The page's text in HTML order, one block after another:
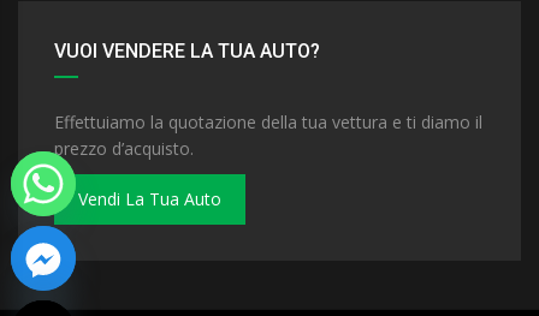
VUOI VENDERE LA TUA AUTO?
Effettuiamo la quotazione della tua vettura e ti diamo il
prezzo d’acquisto.
Vendi La Tua Auto